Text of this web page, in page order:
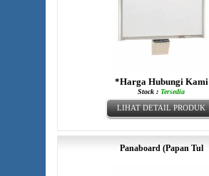
*Harga Hubungi Kami
Stock : Tersedia
LIHAT DETAIL PRODUK
Panaboard (Papan Tul